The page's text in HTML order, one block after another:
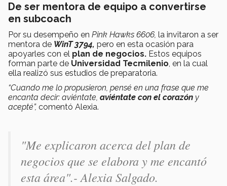
De ser mentora de equipo a convertirse
en subcoach
Por su desempeño en Pink Hawks 6606, la invitaron a ser
mentora de WinT 3794, pero en esta ocasión para
apoyarles con el plan de negocios. Estos equipos
forman parte de Universidad Tecmilenio, en la cual
ella realizó sus estudios de preparatoria.
“Cuando me lo propusieron, pensé en una frase que me
encanta decir: aviéntate, aviéntate con el corazón y
acepté”, comentó Alexia.
"Me explicaron acerca del plan de
negocios que se elabora y me encantó
esta área".- Alexia Salgado.